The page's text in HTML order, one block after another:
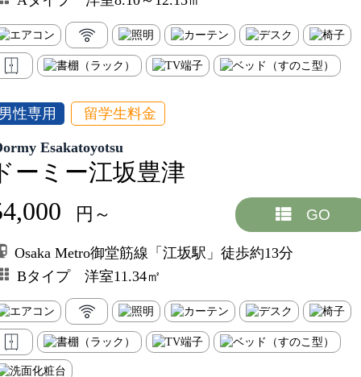
性専用 留学生料金
Esakatoyotsu
ーミー江坂豊津
円～ GO
Osaka Metro御堂筋線「江坂駅」徒歩約13分
Bタイプ 洋室11.34㎡